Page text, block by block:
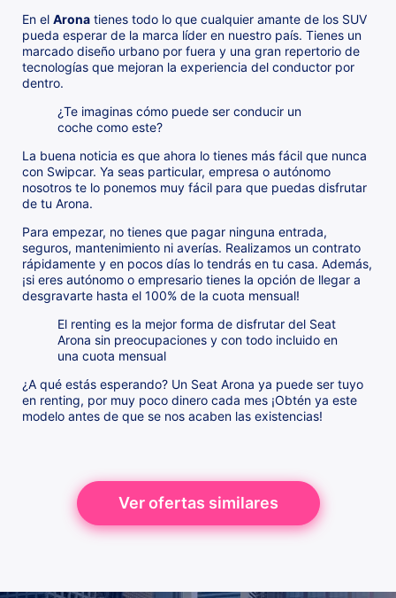
En el Arona tienes todo lo que cualquier amante de los SUV
pueda esperar de la marca líder en nuestro país. Tienes un
marcado diseño urbano por fuera y una gran repertorio de
tecnologías que mejoran la experiencia del conductor por
dentro.
¿Te imaginas cómo puede ser conducir un
coche como este?
La buena noticia es que ahora lo tienes más fácil que nunca
con Swipcar. Ya seas particular, empresa o autónomo
nosotros te lo ponemos muy fácil para que puedas disfrutar
de tu Arona.
Para empezar, no tienes que pagar ninguna entrada,
seguros, mantenimiento ni averías. Realizamos un contrato
rápidamente y en pocos días lo tendrás en tu casa. Además,
¡si eres autónomo o empresario tienes la opción de llegar a
desgravarte hasta el 100% de la cuota mensual!
El renting es la mejor forma de disfrutar del Seat
Arona sin preocupaciones y con todo incluido en
una cuota mensual
¿A qué estás esperando? Un Seat Arona ya puede ser tuyo
en renting, por muy poco dinero cada mes ¡Obtén ya este
modelo antes de que se nos acaben las existencias!
Ver ofertas similares